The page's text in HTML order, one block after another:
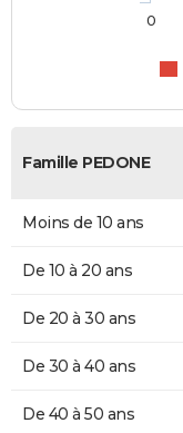
0
Famille PEDONE
Moins de 10 ans
De 10 à 20 ans
De 20 à 30 ans
De 30 à 40 ans
De 40 à 50 ans